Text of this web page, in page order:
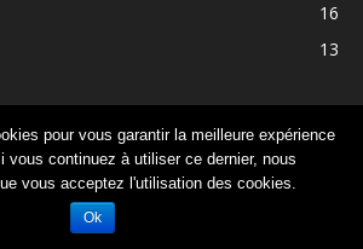
16
13
légales
Conditions d’utilisation
(RGPD)
Plan du site Contact
Tous droits réservés.
pour vous garantir la meilleure expérience
vous continuez à utiliser ce dernier, nous
vous acceptez l'utilisation des cookies.
Ok